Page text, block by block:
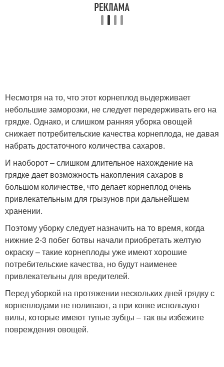
Несмотря на то, что этот корнеплод выдерживает
небольшие заморозки, не следует передерживать его на
грядке. Однако, и слишком ранняя уборка овощей
снижает потребительские качества корнеплода, не давая
набрать достаточного количества сахаров.
И наоборот – слишком длительное нахождение на
грядке дает возможность накопления сахаров в
большом количестве, что делает корнеплод очень
привлекательным для грызунов при дальнейшем
хранении.
Поэтому уборку следует назначить на то время, когда
нижние 2-3 побег ботвы начали приобретать желтую
окраску – такие корнеплоды уже имеют хорошие
потребительские качества, но будут наименее
привлекательны для вредителей.
Перед уборкой на протяжении нескольких дней грядку с
корнеплодами не поливают, а при копке используют
вилы, которые имеют тупые зубцы – так вы избежите
повреждения овощей.